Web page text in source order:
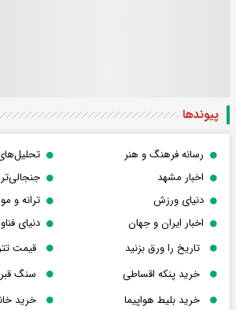
پیوندها
رسانه فرهنگ و هنر
اخبار مشهد
دنیای ورزش
ترانه و
اخبار ایران و جهان
دنیای
تاریخ را ورق بزنید
قیمت
خرید پنکه اقساطی
سنگ قبر
خرید بلیط هواپیما
خرید